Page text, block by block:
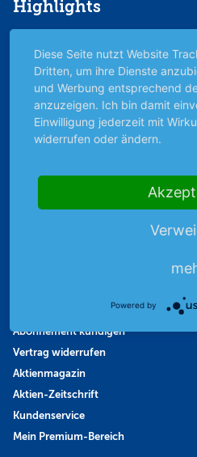
Highlights
Börsenbericht
Börsengerüchte
Börsengespräche
Börsennews
Favoriten
Strategie
Thema der Woche
Abonnement kündigen
Vertrag widerrufen
Aktienmagazin
Aktien-Zeitschrift
Kundenservice
Mein Premium-Bereich
Diese Seite nutzt Website
Dritten, um ihre Dienste
und Werbung entsprechend
anzuzeigen. Ich bin damit
Einwilligung jederzeit mit
widerrufen oder ändern.
Powered by